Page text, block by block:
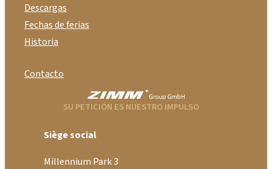
Descargas
Fechas de ferias
Historia
Contacto
SU PETICIÓN ES NUESTRO IMPULSO
Siège social
Millennium Park 3